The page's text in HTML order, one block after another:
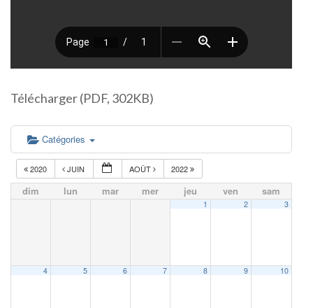
Télécharger (PDF, 302KB)
Catégories
2020 JUIN AOÛT 2022
dim lun mar mer jeu ven sam
1 2 3
4 5 6 7 8 9 10